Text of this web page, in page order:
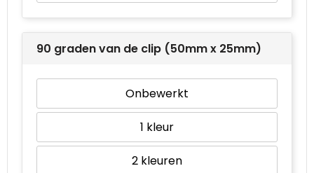
90 graden van de clip (50mm x 25mm)
Onbewerkt
1
2